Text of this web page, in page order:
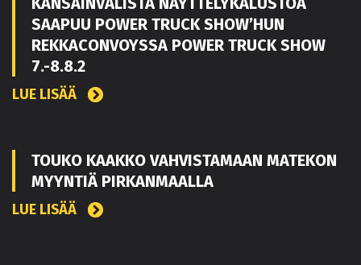
SAAPUU POWER TRUCK SHOW’HUN
REKKACONVOYSSA POWER TRUCK SHOW
7.-8.8.2
LUE LISÄÄ
TOUKO KAAKKO VAHVISTAMAAN MATEKON
MYYNTIÄ PIRKANMAALLA
LUE LISÄÄ